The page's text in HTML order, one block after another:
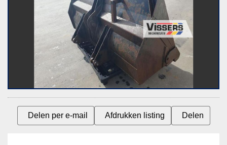
Delen per e-mail Afdrukken listing Delen